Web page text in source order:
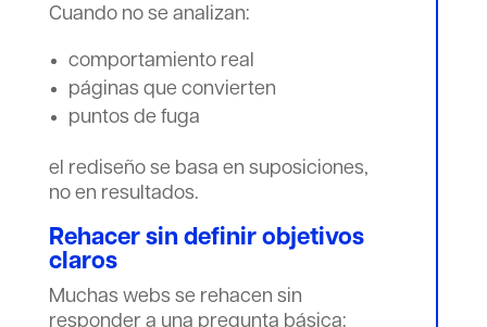
Cuando no se analizan:
comportamiento real
páginas que convierten
puntos de fuga
el rediseño se basa en suposiciones,
no en resultados.
Rehacer sin definir objetivos
claros
Muchas webs se rehacen sin
responder a una pregunta básica: